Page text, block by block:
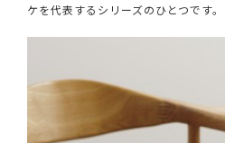
ケを代表するシリーズのひとつです。